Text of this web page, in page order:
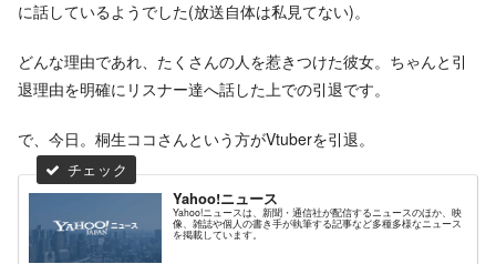
に話しているようでした(放送自体は私見てない)。
どんな理由であれ、たくさんの人を惹きつけた彼女。ちゃんと引
退理由を明確にリスナー達へ話した上での引退です。
で、今日。桐生ココさんという方がVtuberを引退。
Yahoo!ニュース
Yahoo!ニュースは、新聞・通信社が配信するニュースのほか、映
像、雑誌や個人の書き手が執筆する記事など多種多様なニュース
を掲載しています。